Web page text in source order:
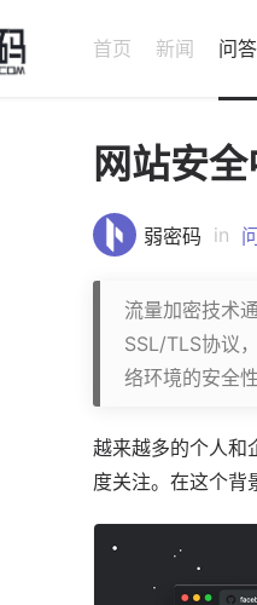
首页 新闻 问答
网站安
弱密码 in
流量加密技术
SSL/TLS协议
络环境的安全
越来越多的个人和
度关注。在这个背